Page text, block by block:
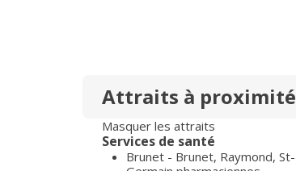
Attraits à proximité
Masquer les attraits
Services de santé
Brunet - Brunet, Raymond, St-